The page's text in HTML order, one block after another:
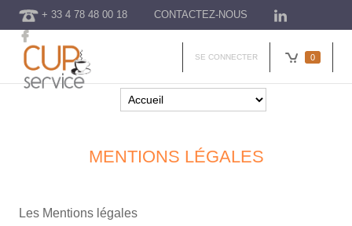
+ 33 4 78 48 00 18 CONTACTEZ-NOUS
0
SE CONNECTER
MENTIONS LÉGALES
Les Mentions légales